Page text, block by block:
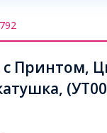
с Принтом,